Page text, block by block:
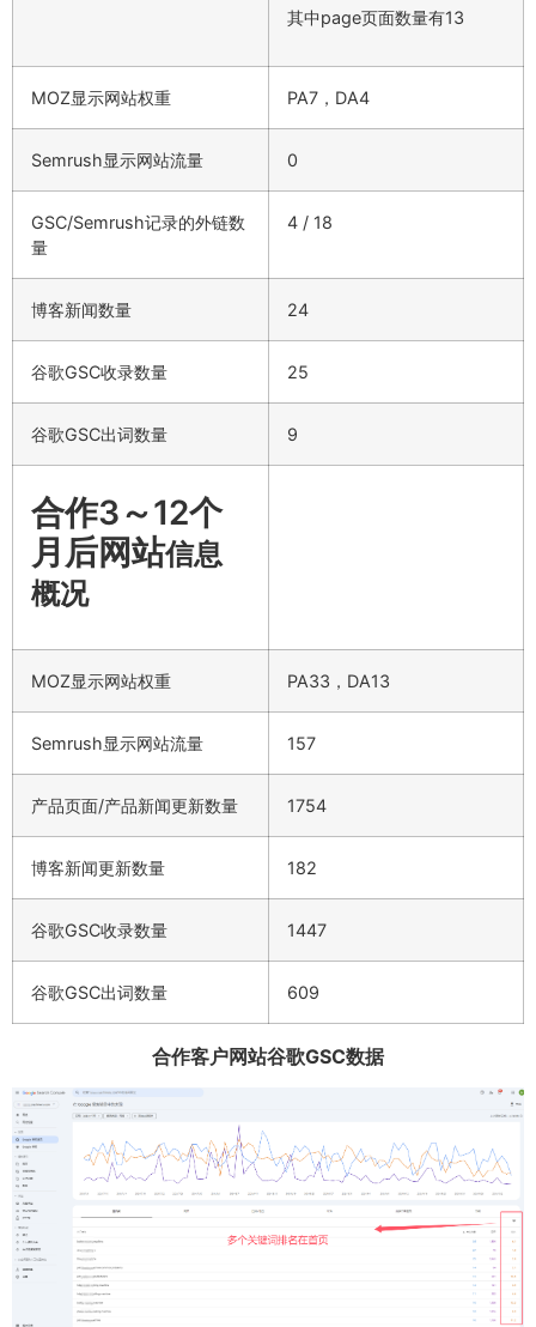
其中page页面数量有13
MOZ显示网站权重 PA7，DA4
Semrush显示网站流量 0
GSC/Semrush记录的外链数
量
4 / 18
博客新闻数量 24
谷歌GSC收录数量 25
谷歌GSC出词数量 9
合作3～12个
月后网站信息
概况
MOZ显示网站权重 PA33，DA13
Semrush显示网站流量 157
产品页面/产品新闻更新数量 1754
博客新闻更新数量 182
谷歌GSC收录数量 1447
谷歌GSC出词数量 609
合作客户网站谷歌GSC数据